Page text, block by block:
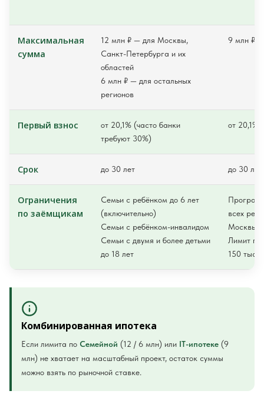
Максимальная
сумма
12 млн ₽ — для Москвы,
Санкт-Петербурга и их
областей
6 млн ₽ — для остальных
регионов
9 млн ₽
Первый взнос
от 20,1% (часто банки
требуют 30%)
от 20,1%
Срок до 30 лет до 30 лет
Ограничения
по заёмщикам
Семьи с ребёнком до 6 лет
(включительно)
Семьи с ребёнком-инвалидом
Семьи с двумя и более детьми
до 18 лет
всех
Москвы
Лимит по
150 тыс. ₽
Комбинированная ипотека
Если лимита по Семейной (12 / 6 млн) или IT-ипотеке (9
млн) не хватает на масштабный проект, остаток суммы
можно взять по рыночной ставке.